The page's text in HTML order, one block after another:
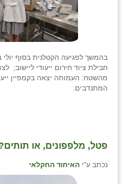
בהמשך לפגיעה הקטלנית בסוף
חבילת ציוד חירום ייעודי ליישוב;
מהשטח: העמותה יצאה בקמפיין
המתנדבים.
פטל, מלפפונים, או
נכתב ע"י האיחוד החקלאי